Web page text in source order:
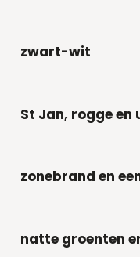
zwart-wit
St Jan, rogge en
zonebrand en
natte groenten